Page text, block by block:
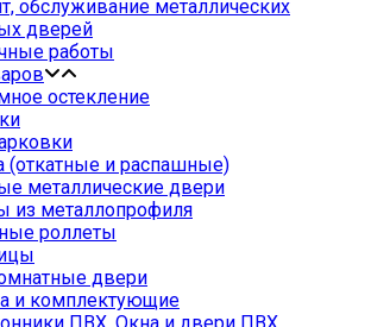
обслуживание металлических
дверей
работы
остекление
(откатные и распашные)
металлические двери
из металлопрофиля
роллеты
двери
и комплектующие